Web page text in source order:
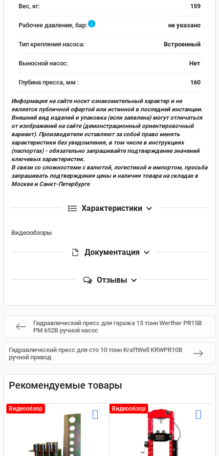
Вес, кг: 159
Рабочее давление, бар: i не указано
Тип крепления насоса: Встроенный
Выносной насос: Нет
Глубина пресса, мм : 160
Информация на сайте носит ознакомительный характер и не
является публичной офертой или истинной в последней инстанции.
Внешний вид изделий и упаковка (если заявлена) могут отличаться
от изображений на сайте (демонстрационный ориентировочный
вариант). Производители оставляют за собой право менять
характеристики без уведомления, в том числе в инструкциях
(паспортах) - обязательно запрашивайте подтверждение значений
ключевых характеристик.
В связи со сложностями с валютой, логистикой и импортом, просьба
запрашивать подтверждения цены и наличия товара на складах в
Москве и Санкт-Петербурге
Характеристики
Видеообзоры
Документация
Отзывы
Гидравлический пресс для гаража 15 тонн Werther PR15B
PM 652B ручной насос
Гидравлический пресс для сто 10 тонн KraftWell KRWPR10B
ручной привод
Рекомендуемые товары
Видеообзор Видеообзор